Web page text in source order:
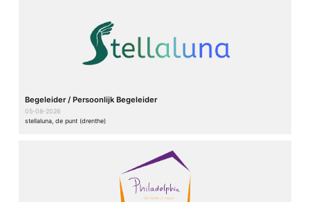
Begeleider / Persoonlijk Begeleider
05-08-2026
stellaluna, de punt (drenthe)